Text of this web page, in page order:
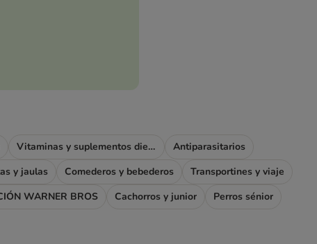
Vitaminas y suplementos dietéticos
Antiparasitarios
y jaulas Comederos y bebederos
Transportines y viaje
WARNER BROS Cachorros y junior
Perros sénior